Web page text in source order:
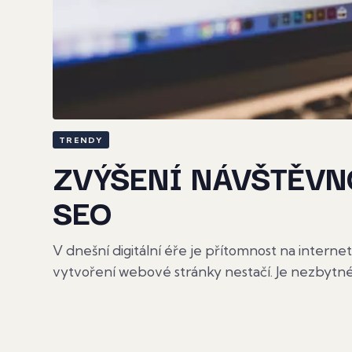
ZVÝŠENÍ
SEO
V dnešní digitální éře je přítomnost na
vytvoření webové stránky nestačí. Je
TRENDY